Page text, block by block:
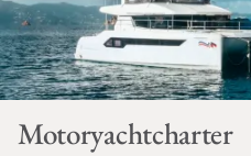
Motoryachtcharter